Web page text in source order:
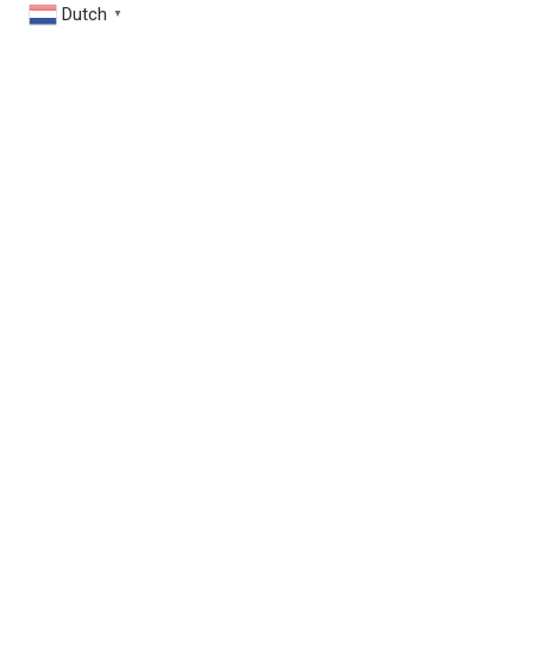
Dutch ▼